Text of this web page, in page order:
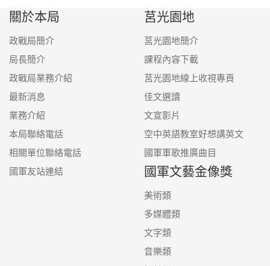
關於本局
政戰局簡介
局長簡介
政戰局業務介紹
最新消息
業務介紹
本局聯絡電話
相關單位聯絡電話
國軍友站連結
莒光園地
莒光園地簡介
課程內容下載
莒光園地線上收視專頁
佳文選讀
文宣影片
空中英語教室好想講英文
國軍軍歌推廣曲目
國軍文藝金像獎
美術類
多媒體類
文字類
音樂類